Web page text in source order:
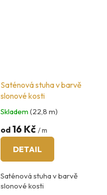
Saténová stuha v barvě
slonové kosti
Skladem(22,8 m)
od 16 Kč / m
DETAIL
Saténová stuha v barvě
slonové kosti